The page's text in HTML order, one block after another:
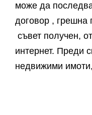
може да
договор ,
съвет получен,
интернет. Преди
недвижими